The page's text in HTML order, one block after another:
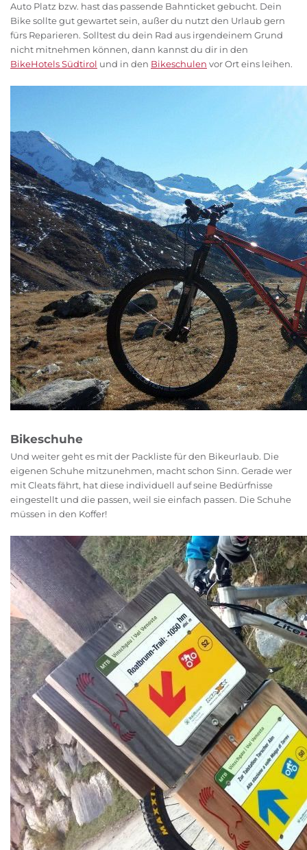
Auto Platz bzw. hast das passende Bahnticket gebucht. Dein
Bike sollte gut gewartet sein, außer du nutzt den Urlaub gern
fürs Reparieren. Solltest du dein Rad aus irgendeinem Grund
nicht mitnehmen können, dann kannst du dir in den
BikeHotels Südtirol und in den Bikeschulen vor Ort eins leihen.
Bikeschuhe
Und weiter geht es mit der Packliste für den Bikeurlaub. Die
eigenen Schuhe mitzunehmen, macht schon Sinn. Gerade wer
mit Cleats fährt, hat diese individuell auf seine Bedürfnisse
eingestellt und die passen, weil sie einfach passen. Die Schuhe
müssen in den Koffer!